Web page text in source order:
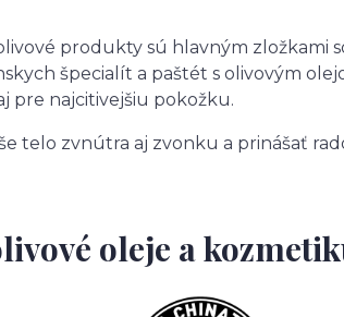
produkty sú hlavným zložkami
špecialít a paštét s olivovým
pre najcitivejšiu pokožku.
telo zvnútra aj zvonku a prinášať
oleje a